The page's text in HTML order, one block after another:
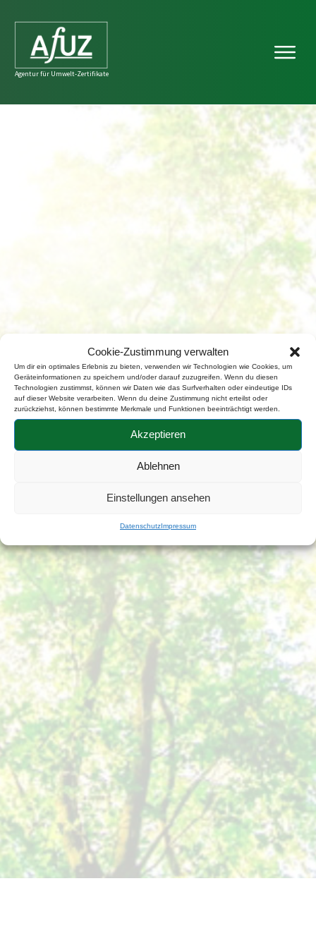
Cookie-Zustimmung verwalten
Um dir ein optimales Erlebnis zu bieten, verwenden wir Technologien wie Cookies, um
Geräteinformationen zu speichern und/oder darauf zuzugreifen. Wenn du diesen
Technologien zustimmst, können wir Daten wie das Surfverhalten oder eindeutige IDs
auf dieser Website verarbeiten. Wenn du deine Zustimmung nicht erteilst oder
zurückziehst, können bestimmte Merkmale und Funktionen beeinträchtigt werden.
Akzeptieren
Ablehnen
Einstellungen ansehen
DatenschutzImpressum
Agentur für Umwelt-Zertifikate